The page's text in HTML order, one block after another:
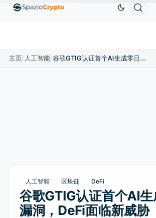
EthereumETHUS$1,880.58 TetherUSDT
主页/ 人工智能/ 谷歌GTIG认证首个AI生成零日漏洞，DeFi面临新威胁
人工智能 区块链 DeFi
谷歌GTIG认证首个AI生
漏洞，DeFi面临新威胁